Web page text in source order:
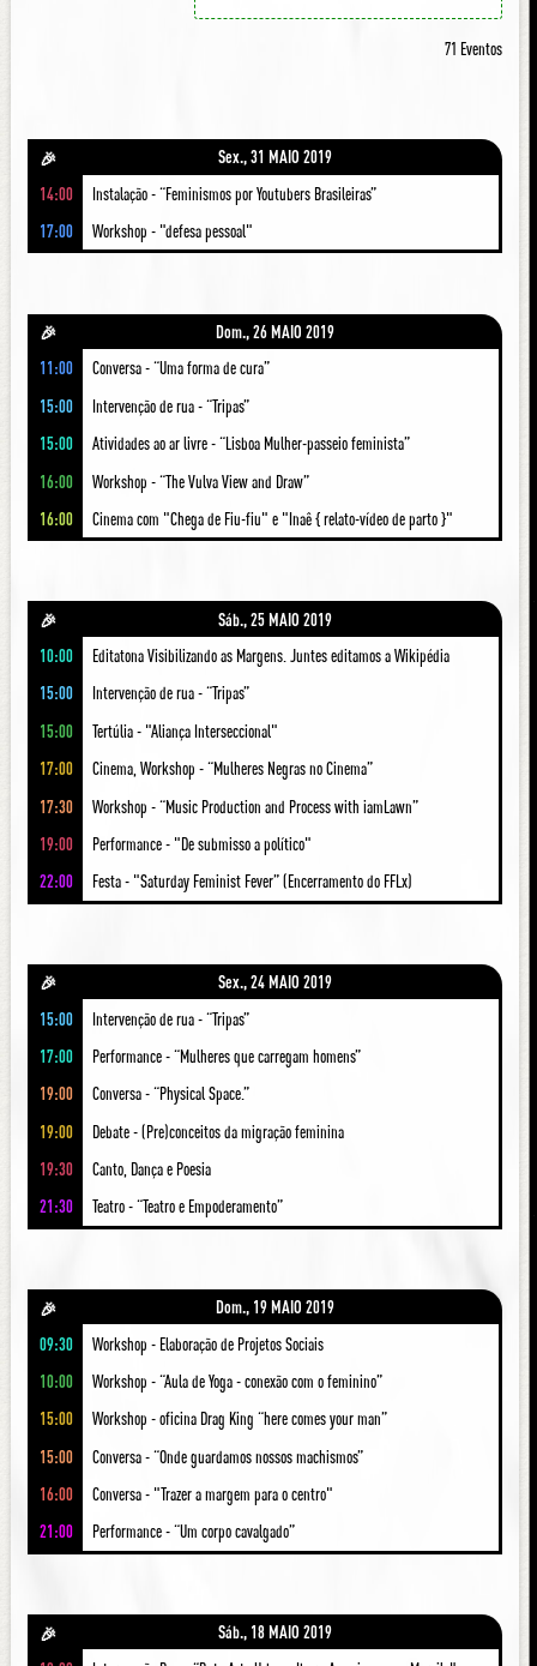
71 Eventos
🎉
Sex., 31 MAIO 2019
14:00
Instalação - “Feminismos por Youtubers Brasileiras”
17:00
Workshop - "defesa pessoal"
🎉
Dom., 26 MAIO 2019
11:00
Conversa - “Uma forma de cura”
15:00
Intervenção de rua - “Tripas”
15:00
Atividades ao ar livre - “Lisboa Mulher-passeio feminista”
16:00
Workshop - “The Vulva View and Draw”
16:00
Cinema com "Chega de Fiu-fiu" e "Inaê { relato-vídeo de parto }"
🎉
Sáb., 25 MAIO 2019
10:00
Editatona Visibilizando as Margens. Juntes editamos a Wikipédia
15:00
Intervenção de rua - “Tripas”
15:00
Tertúlia - "Aliança Interseccional"
17:00
Cinema, Workshop - “Mulheres Negras no Cinema”
17:30
Workshop - “Music Production and Process with iamLawn”
19:00
Performance - "De submisso a político"
22:00
Festa - "Saturday Feminist Fever” (Encerramento do FFLx)
🎉
Sex., 24 MAIO 2019
15:00
Intervenção de rua - “Tripas”
17:00
Performance - “Mulheres que carregam homens”
19:00
Conversa - “Physical Space.”
19:00
Debate - (Pre)conceitos da migração feminina
19:30
Canto, Dança e Poesia
21:30
Teatro - “Teatro e Empoderamento”
🎉
Dom., 19 MAIO 2019
09:30
Workshop - Elaboração de Projetos Sociais
10:00
Workshop - “Aula de Yoga - conexão com o feminino”
15:00
Workshop - oficina Drag King “here comes your man”
15:00
Conversa - “Onde guardamos nossos machismos”
16:00
Conversa - "Trazer a margem para o centro"
21:00
Performance - “Um corpo cavalgado”
🎉
Sáb., 18 MAIO 2019